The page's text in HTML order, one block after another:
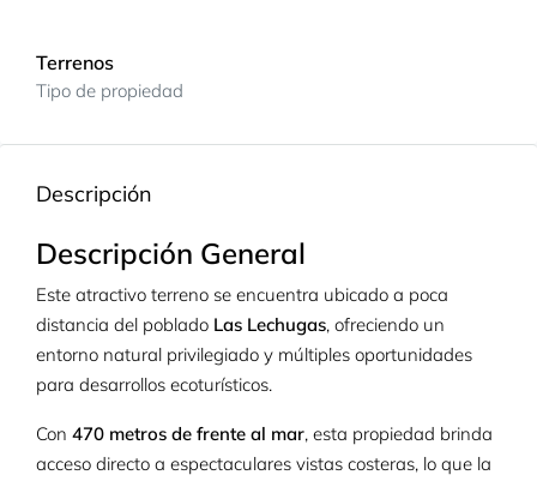
Terrenos
Tipo de propiedad
Descripción
Descripción General
Este atractivo terreno se encuentra ubicado a poca
distancia del poblado Las Lechugas, ofreciendo un
entorno natural privilegiado y múltiples oportunidades
para desarrollos ecoturísticos.
Con 470 metros de frente al mar, esta propiedad brinda
acceso directo a espectaculares vistas costeras, lo que la